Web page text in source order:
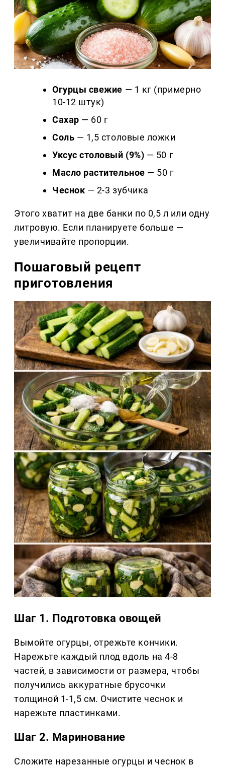
Огурцы свежие — 1 кг (примерно
10-12 штук)
Сахар — 60 г
Соль — 1,5 столовые ложки
Уксус столовый (9%) — 50 г
Масло растительное — 50 г
Чеснок — 2-3 зубчика
Этого хватит на две банки по 0,5 л или одну
литровую. Если планируете больше —
увеличивайте пропорции.
Пошаговый рецепт
приготовления
Шаг 1. Подготовка овощей
Вымойте огурцы, отрежьте кончики.
Нарежьте каждый плод вдоль на 4-8
частей, в зависимости от размера, чтобы
получились аккуратные брусочки
толщиной 1-1,5 см. Очистите чеснок и
нарежьте пластинками.
Шаг 2. Маринование
Сложите нарезанные огурцы и чеснок в